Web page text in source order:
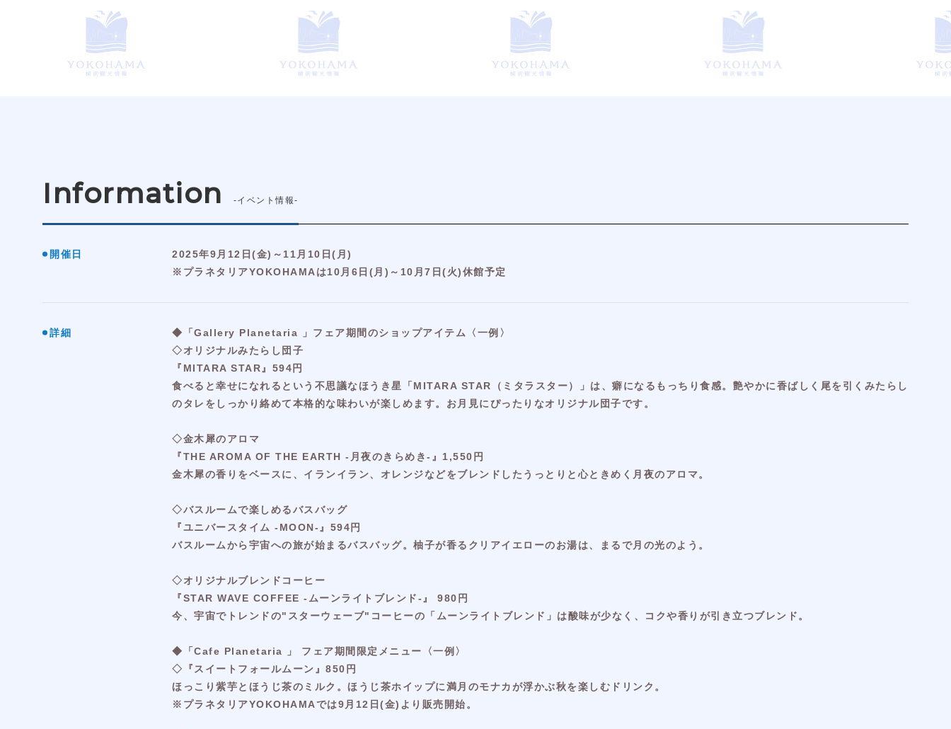
Information -イベント情報-
開催日
2025年9月12日(金)～11月10日(月)
※プラネタリアYOKOHAMAは10月6日(月)～10月7日(火)休館予定
詳細
◆「Gallery Planetaria 」フェア期間のショップアイテム〈一例〉
◇オリジナルみたらし団子
『MITARA STAR』594円
食べると幸せになれるという不思議なほうき星「MITARA STAR（ミタラスター）」は、癖になるもっちり食感。艶やかに香ばしく尾を引くみたらし
のタレをしっかり絡めて本格的な味わいが楽しめます。お月見にぴったりなオリジナル団子です。
◇金木犀のアロマ
『THE AROMA OF THE EARTH -月夜のきらめき-』1,550円
金木犀の香りをベースに、イランイラン、オレンジなどをブレンドしたうっとりと心ときめく月夜のアロマ。
◇バスルームで楽しめるバスバッグ
『ユニバースタイム -MOON-』594円
バスルームから宇宙への旅が始まるバスバッグ。柚子が香るクリアイエローのお湯は、まるで月の光のよう。
◇オリジナルブレンドコーヒー
『STAR WAVE COFFEE -ムーンライトブレンド-』 980円
今、宇宙でトレンドの"スターウェーブ"コーヒーの「ムーンライトブレンド」は酸味が少なく、コクや香りが引き立つブレンド。
◆「Cafe Planetaria 」 フェア期間限定メニュー〈一例〉
◇『スイートフォールムーン』850円
ほっこり紫芋とほうじ茶のミルク。ほうじ茶ホイップに満月のモナカが浮かぶ秋を楽しむドリンク。
※プラネタリアYOKOHAMAでは9月12日(金)より販売開始。